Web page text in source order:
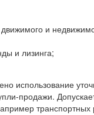
движимого и
и лизинга;
использование
продажи.
транспортных